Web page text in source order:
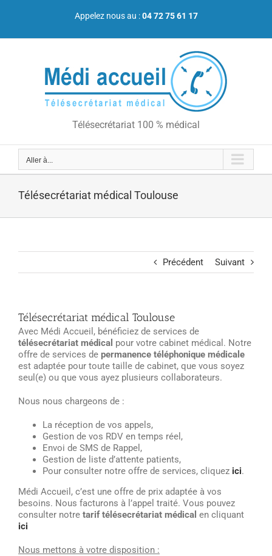
Appelez nous au :04 72 75 61 17
Télésecrétariat 100 % médical
Aller à...
Télésecrétariat médical Toulouse
Précédent Suivant
Télésecrétariat médical Toulouse
Avec Médi Accueil, bénéficiez de services de
télésecrétariat médical pour votre cabinet médical. Notre
offre de services de permanence téléphonique médicale
est adaptée pour toute taille de cabinet, que vous soyez
seul(e) ou que vous ayez plusieurs collaborateurs.
Nous nous chargeons de :
La réception de vos appels,
Gestion de vos RDV en temps réel,
Envoi de SMS de Rappel,
Gestion de liste d’attente patients,
Pour consulter notre offre de services, cliquez ici.
Médi Accueil, c’est une offre de prix adaptée à vos
besoins. Nous facturons à l’appel traité. Vous pouvez
consulter notre tarif télésecrétariat médical en cliquant
ici
Nous mettons à votre disposition :